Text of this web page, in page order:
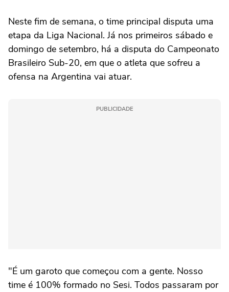
Neste fim de semana, o time principal disputa uma
etapa da Liga Nacional. Já nos primeiros sábado e
domingo de setembro, há a disputa do Campeonato
Brasileiro Sub-20, em que o atleta que sofreu a
ofensa na Argentina vai atuar.
PUBLICIDADE
"É um garoto que começou com a gente. Nosso
time é 100% formado no Sesi. Todos passaram por